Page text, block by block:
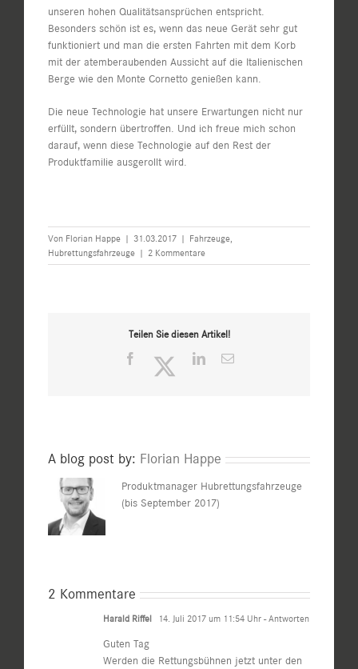
unseren hohen Qualitätsansprüchen entspricht.
Besonders schön ist es, wenn das neue Gerät sehr gut
funktioniert und man die ersten Fahrten mit dem Korb
mit der atemberaubenden Aussicht auf die Italienischen
Berge wie den Monte Cornetto genießen kann.
Die neue Technologie hat unsere Erwartungen nicht nur
erfüllt, sondern übertroffen. Und ich freue mich schon
darauf, wenn diese Technologie auf den Rest der
Produktfamilie ausgerollt wird.
Von Florian Happe | 31.03.2017 | Fahrzeuge
Hubrettungsfahrzeuge | 2 Kommentare
Teilen Sie diesen Artikel!
Facebook TwitterLinkedIn
E-
A blog post by: Florian Happe
Produktmanager Hubrettungsfahrzeuge
(bis September 2017)
2 Kommentare
Harald Riffel 14. Juli 2017 um 11:54 Uhr - Antworten
Guten Tag
Werden die Rettungsbühnen jetzt unter den